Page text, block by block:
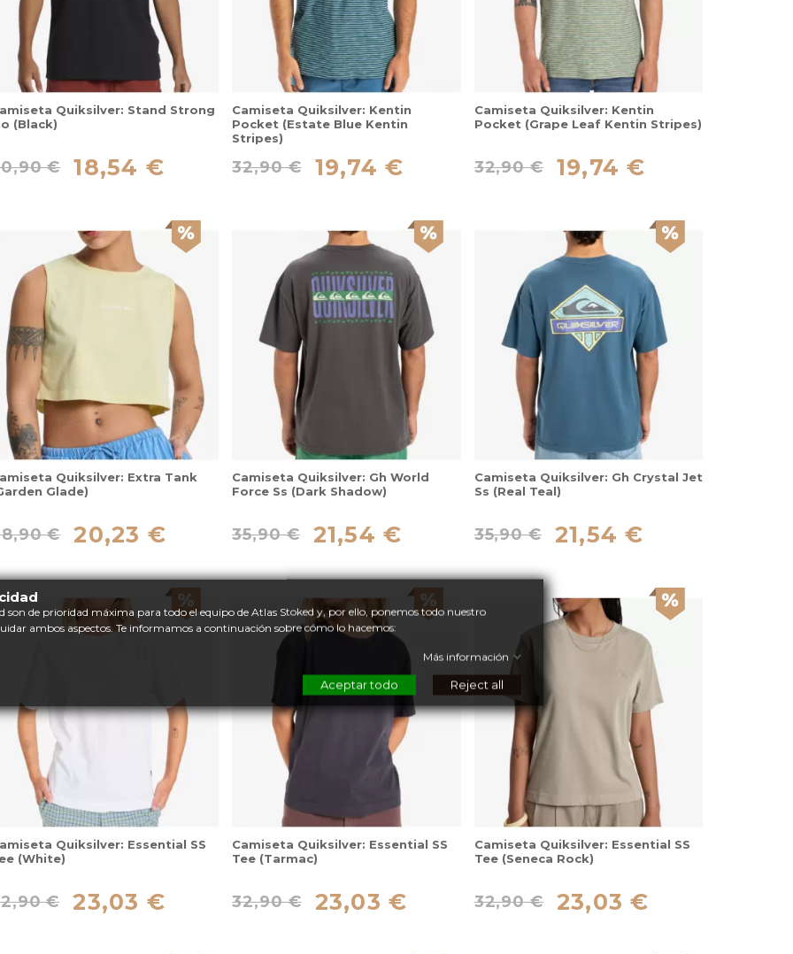
Quiksilver: Stand Strong
(Black)
€ 18,54 €
Camiseta Quiksilver: Kentin
Pocket (Estate Blue Kentin
Stripes)
32,90 € 19,74 €
Camiseta Quiksilver: Kentin
Pocket (Grape Leaf Kentin Stripes)
32,90 € 19,74 €
Quiksilver: Extra Tank
Glade)
€ 20,23 €
Camiseta Quiksilver: Gh World
Force Ss (Dark Shadow)
35,90 € 21,54 €
Camiseta Quiksilver: Gh Crystal Jet
Ss (Real Teal)
35,90 € 21,54 €
Quiksilver: Essential SS
(White)
€ 23,03 €
Camiseta Quiksilver: Essential SS
Tee (Tarmac)
32,90 € 23,03 €
Camiseta Quiksilver: Essential SS
Tee (Seneca Rock)
32,90 € 23,03 €
son de prioridad máxima para todo el equipo de Atlas Stoked y, por ello, ponemos todo nuestro
ambos aspectos. Te informamos a continuación sobre cómo lo hacemos:
Más información
Aceptar todo Reject all